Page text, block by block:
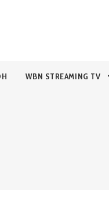
WBN STREAMING TV